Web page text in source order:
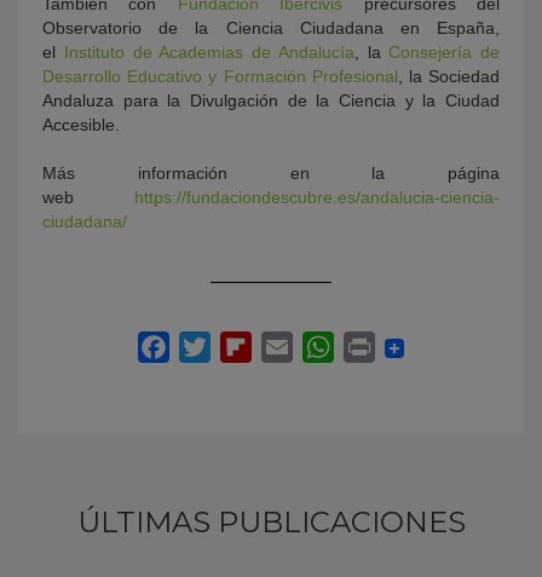
Observatorio de la Ciencia Ciudadana en España,
el Instituto de Academias de Andalucía , laConsejería de
Desarrollo Educativo y Formación Profesional , la Sociedad
Andaluza para la Divulgación de la Ciencia y la Ciudad
Accesible.
Más información en la página
web https://fundaciondescubre.es/andalucia-ciencia-
ciudadana/
ÚLTIMAS PUBLICACIONES